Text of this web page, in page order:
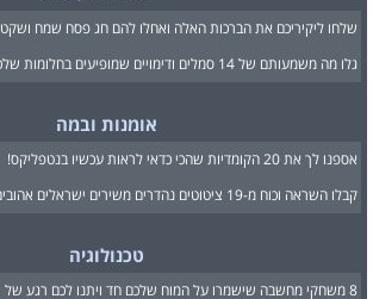
שלחו ליקיריכם את הברכות האלה ואחלו להם חג פסח שמח ושקט
גלו מה משמעותם של 14 סמלים ודימויים שמופיעים בחלומות שלכם
אומנות ובמה
אספנו לך את 20 הקומדיות שהכי כדאי לראות עכשיו בנטפליקס!
קבלו השראה וכוח מ-19 ציטוטים נהדרים משירים ישראלים אהובים
טכנולוגיה
8 משחקי מחשבה שישמרו על המוח שלכם חד ויתנו לכם רגע של שקט